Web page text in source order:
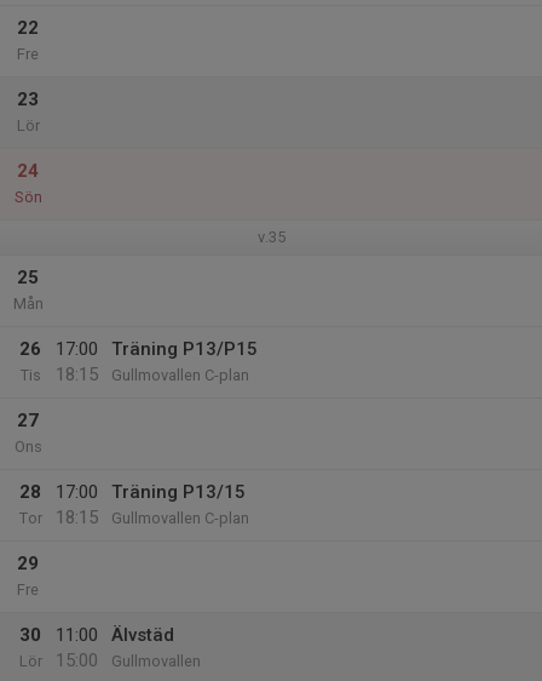
22
Fre
23
Lör
24
Sön
v.35
25
Mån
26
Tis
17:00
18:15
Träning P13/P15
Gullmovallen C-plan
27
Ons
28
Tor
17:00
18:15
Träning P13/15
Gullmovallen C-plan
29
Fre
30
Lör
11:00
15:00
Älvstäd
Gullmovallen